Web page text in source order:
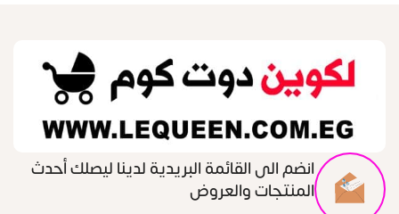
انضم الى القائمة البريدية لدينا ليصلك أحدث
المنتجات والعروض